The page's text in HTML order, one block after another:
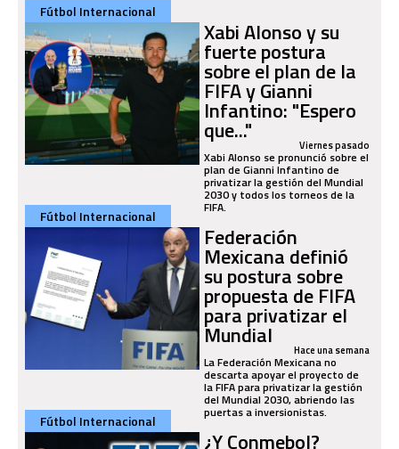
Fútbol Internacional
Xabi Alonso y su
fuerte postura
sobre el plan de la
FIFA y Gianni
Infantino: "Espero
que..." Viernes pasado
Xabi Alonso se pronunció sobre el
plan de Gianni Infantino de
privatizar la gestión del Mundial
2030 y todos los torneos de la
FIFA.
Fútbol Internacional
Federación
Mexicana definió
su postura sobre
propuesta de FIFA
para privatizar el
Mundial Hace una semana
La Federación Mexicana no
descarta apoyar el proyecto de
la FIFA para privatizar la gestión
del Mundial 2030, abriendo las
puertas a inversionistas.
Fútbol Internacional
¿Y Conmebol?